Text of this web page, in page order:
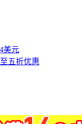
美元
五折优惠